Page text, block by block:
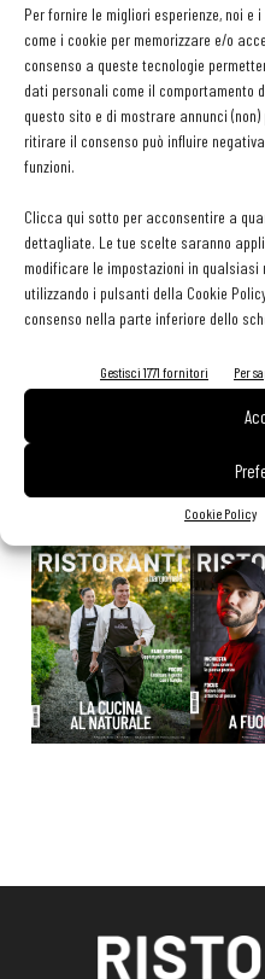
Per fornire le migliori esperienze, noi
come i cookie per memorizzare e/o
consenso a queste tecnologie
dati personali come il comportamento
questo sito e di mostrare annunci
ritirare il consenso può influire
funzioni.
Clicca qui sotto per acconsentire a
dettagliate. Le tue scelte saranno
modificare le impostazioni in qualsiasi
utilizzando i pulsanti della Cookie
consenso nella parte inferiore dello
Gestisci 1771 fornitori Per
Cookie Policy
Irene Greguoli Venini- 7 Marzo 2018
GLI ARTICOLI PIÙ LETTI
tessera gratuita per i
29 Luglio 2026
Aperti per ferie. Buoni indirizzi
vacanze (o da scorprire se si è
31 Luglio 2026
modifiche alle Linee Guida
20 Luglio 2026
EDICOLA WEB